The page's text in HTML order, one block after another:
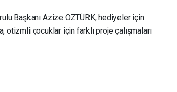
Başkanı Azize ÖZTÜRK, hediyeler için
otizmli çocuklar için farklı proje çalışmaları